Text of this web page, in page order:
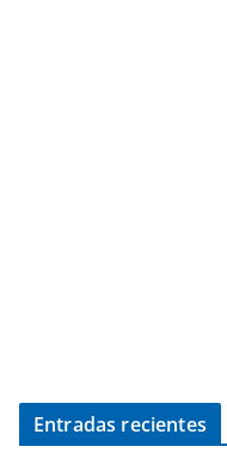
Entradas recientes